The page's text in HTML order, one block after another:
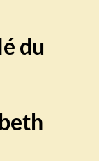
du